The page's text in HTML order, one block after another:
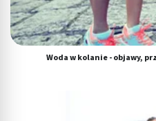
Woda w kolanie - objawy,